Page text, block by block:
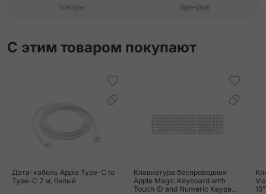
товары
брендов
С этим товаром покупают
Дата-кабель Apple Type-C to
Type-C 2 м, белый
Клавиатура беспроводная
Apple Magic Keyboard with
Touch ID and Numeric Keypad